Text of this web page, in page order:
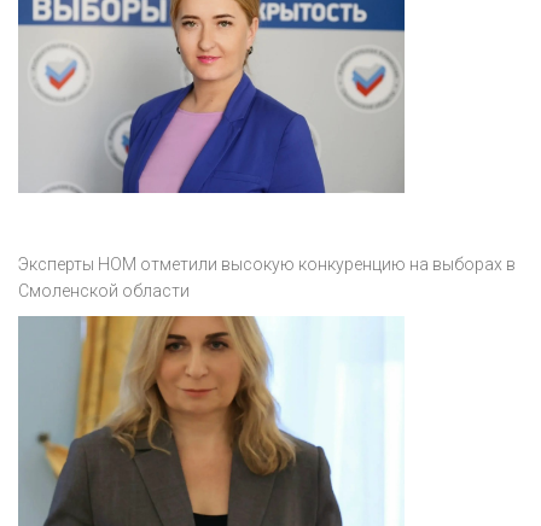
Эксперты НОМ отметили высокую конкуренцию на выборах в
Смоленской области